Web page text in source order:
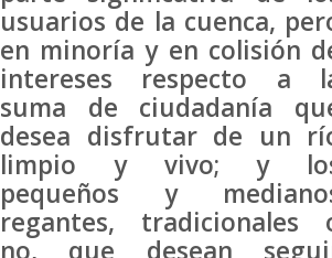
usuarios de la cuenca,
en minoría y en colisión
intereses respecto a
suma de ciudadanía
desea disfrutar de un
limpio y vivo; y
pequeños y
regantes, tradicionales
no, que desean